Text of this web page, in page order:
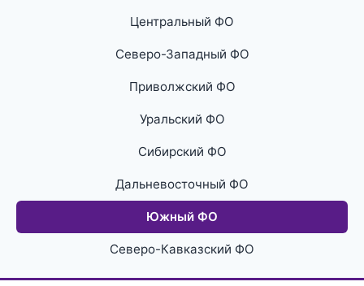
Центральный ФО
Северо-Западный ФО
Приволжский ФО
Уральский ФО
Сибирский ФО
Дальневосточный ФО
Южный ФО
Северо-Кавказский ФО